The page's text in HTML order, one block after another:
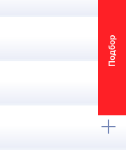
П
о
д
б
о
р
м
о
т
о
р
-
р
е
д
у
к
т
о
р